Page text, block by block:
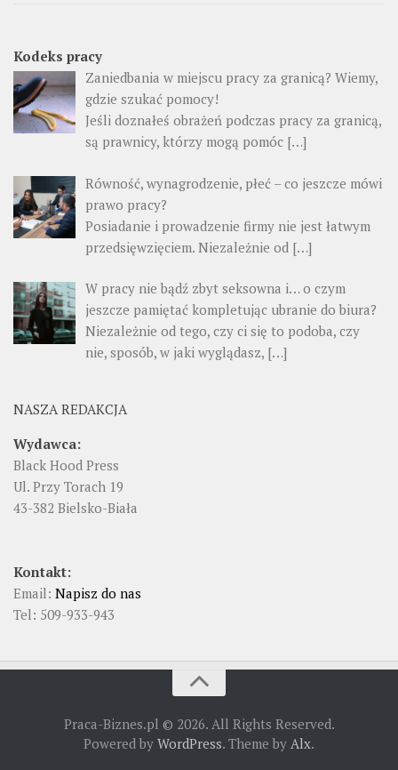
Kodeks pracy
Zaniedbania w miejscu pracy za granicą? Wiemy,
gdzie szukać pomocy!
Jeśli doznałeś obrażeń podczas pracy za granicą,
są prawnicy, którzy mogą pomóc […]
Równość, wynagrodzenie, płeć – co jeszcze mówi
prawo pracy?
Posiadanie i prowadzenie firmy nie jest łatwym
przedsięwzięciem. Niezależnie od […]
W pracy nie bądź zbyt seksowna i… o czym
jeszcze pamiętać kompletując ubranie do biura?
Niezależnie od tego, czy ci się to podoba, czy
nie, sposób, w jaki wyglądasz, […]
NASZA REDAKCJA
Wydawca:
Black Hood Press
Ul. Przy Torach 19
43-382 Bielsko-Biała
Kontakt:
Email: Napisz do nas
Tel: 509-933-943
Praca-Biznes.pl © 2026. All Rights Reserved.
Powered by WordPress. Theme by Alx.